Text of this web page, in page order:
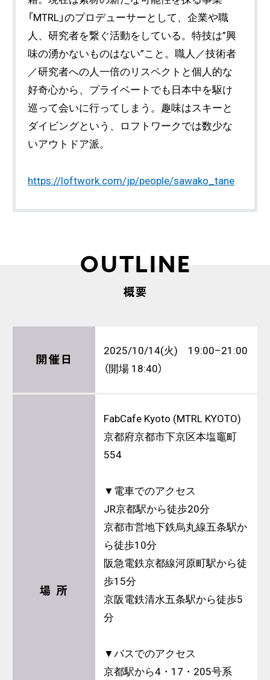
「MTRL」のプロデューサーとして、企業や職
人、研究者を繋ぐ活動をしている。特技は”興
味の湧かないものはない”こと。職人／技術者
／研究者への人一倍のリスペクトと個人的な
好奇心から、プライベートでも日本中を駆け
巡って会いに行ってしまう。趣味はスキーと
ダイビングという、ロフトワークでは数少な
いアウトドア派。
https://loftwork.com/jp/people/sawako_tane
OUTLINE
概要
開催日
2025/10/14(火) 19:00–21:00
（開場 18:40）
場 所
FabCafe Kyoto (MTRL KYOTO)
京都府京都市下京区本塩竈町
554
▼電車でのアクセス
JR京都駅から徒歩20分
京都市営地下鉄烏丸線五条駅か
ら徒歩10分
阪急電鉄京都線河原町駅から徒
歩15分
京阪電鉄清水五条駅から徒歩5
分
▼バスでのアクセス
京都駅から4・17・205号系